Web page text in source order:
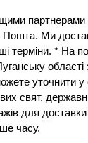
партнерами
Пошта. Ми
терміни. * На
області
уточнити у
свят,
для
часу.